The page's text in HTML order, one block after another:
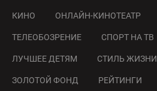
КИНО ОНЛАЙН-КИНОТЕАТР
ТЕЛЕОБОЗРЕНИЕ СПОРТ НА ТВ
ЛУЧШЕЕ ДЕТЯМ СТИЛЬ ЖИЗНИ
ЗОЛОТОЙ ФОНД РЕЙТИНГИ